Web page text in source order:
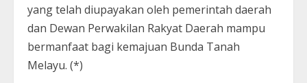
yang telah diupayakan oleh pemerintah daerah
dan Dewan Perwakilan Rakyat Daerah mampu
bermanfaat bagi kemajuan Bunda Tanah
Melayu. (*)